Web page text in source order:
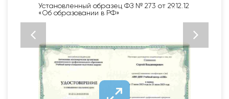
Установленный образец ФЗ № 273 от 29.12.12
«Об образовании в РФ»